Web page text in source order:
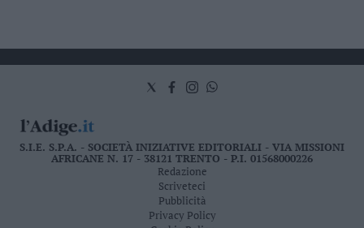
S.I.E. S.P.A. - SOCIETÀ INIZIATIVE EDITORIALI - VIA MISSIONI
AFRICANE N. 17 - 38121 TRENTO - P.I. 01568000226
Redazione
Scriveteci
Pubblicità
Privacy Policy